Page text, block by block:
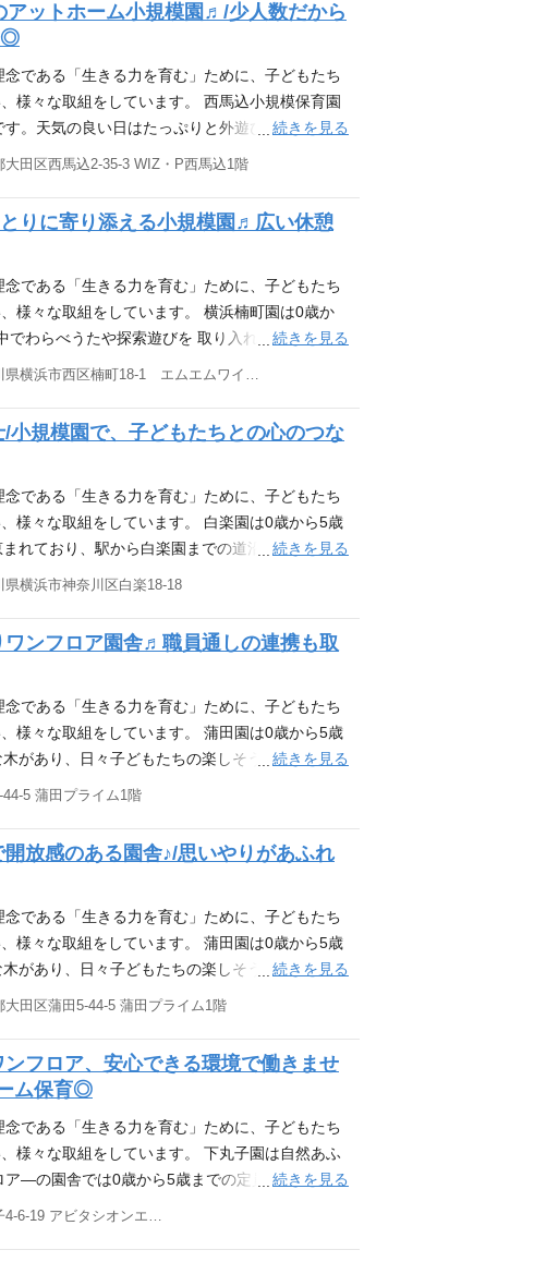
距離が近いことは、小規模園ならではの魅力で
チームワークを大切に こどもたちの気持ちに寄
園の1日の様子はこちらからご覧ください。 htt
もたちの興味の先へGO！ 2023年度より、「原
で行きたい場所、やりたいことを相談して出か
を楽しんだり、散歩時に虫探しに夢中になった
えられるかを、先生たちは日々最大限考えて
しています。絵本は子どもたちの世界を広げる
おり、お迎え時に親子で楽しそうに選ぶ姿が見
アットホーム小規模園♬/少人数だから
◎
である「生きる力を育む」ために、子どもたち
様々な取組をしています。 西馬込小規模保育園
。天気の良い日はたっぷりと外遊びを楽しみ、
どもたちが集まったりと穏やかな時が流れる小
少ない」 というイメージを持たれることもあり
距離が近いことは、小規模園ならではの魅力で
チームワークを大切に こどもたちの気持ちに寄
。 園の一日の様子はこちらからご覧ください。
どもたちの興味の先へGO！ 2023年度より、
たちで行きたい場所、やりたいことを相談して
遊びを楽しんだり、散歩時に虫探しに夢中にな
ら叶えられるかを、先生たちは日々最大限考
しています。絵本は子どもたちの世界を広げる
おり、お迎え時に親子で楽しそうに選ぶ姿が見
続きを見る
大田区西馬込2-35-3 WIZ・P西馬込1階
りに寄り添える小規模園♬広い休憩
である「生きる力を育む」ために、子どもたち
様々な取組をしています。 横浜楠町園は0歳か
わらべうたや探索遊びを 取り入れ、様々な遊
の興味の先へGO！ 2023年度より、「原体験バ
たい場所、やりたいことを相談して出かけてい
れるかを、先生たちは日々最大限考えていま
石園に併設する絵本図書館（蔵書6,000冊）か
す。絵本は子どもたちの世界を広げる扉。移動
迎え時に親子で楽しそうに選ぶ姿が見られたり
室を完備♬ 職員がリフレッシュして気分転換を
▶ お子さんを預けながら働けます！ 同じ園や
OK ▶行事を必要以上に増やさず、子ども一人
続きを見る
小規模園で、子どもたちとの心のつな
である「生きる力を育む」ために、子どもたち
様々な取組をしています。 白楽園は0歳から5歳
れており、駅から白楽園までの道沿いにも竹林
原体験バスで、子どもたちの興味の先へGO！ 2
もたちが自分たちで行きたい場所、やりたいこ
」をどうやったら叶えられるかを、先生たちは
を巡回・移動図書館 千石園に併設する絵本図書
て全園を巡回しています。絵本は子どもたちの
し出しもしており、お迎え時に親子で楽しそう
っています。
続きを見る
県横浜市神奈川区白楽18-18
ワンフロア園舎♬職員通しの連携も取
である「生きる力を育む」ために、子どもたち
様々な取組をしています。 蒲田園は0歳から5歳
があり、日々子どもたちの楽しそうな声と笑顔
田空港も近く、国際色豊かな交通が便利な立地
味の先へGO！ 2023年度より、「原体験バス」
だり、散歩時に虫探しに夢中になったり…こど
るかを、先生たちは日々最大限考えています。
に併設する絵本図書館（蔵書6,000冊）から、13
本は子どもたちの世界を広げる扉。移動図書館
に親子で楽しそうに選ぶ姿が見られたりと保護
続きを見る
5 蒲田プライム1階
放感のある園舎♪/思いやりがあふれ
である「生きる力を育む」ために、子どもたち
様々な取組をしています。 蒲田園は0歳から5歳
があり、日々子どもたちの楽しそうな声と笑顔
田空港も近く、国際色豊かな交通が便利な立地
味の先へGO！ 2023年度より、「原体験バス」
時に虫探しに夢中になったり…こどもたちの
先生たちは日々最大限考えています。 全園を巡
本図書館（蔵書6,000冊）から、130冊が移動図
たちの世界を広げる扉。移動図書館の本はご家
しげに選ぶ姿が見られたりと保護者支援の一つ
続きを見る
大田区蒲田5-44-5 蒲田プライム1階
フロア、安心できる環境で働きませ
ム保育◎
である「生きる力を育む」ために、子どもたち
様々な取組をしています。 下丸子園は自然あふ
―の園舎では0歳から5歳までの定員46名がゆっ
、子どもたちの興味の先へGO！ 2023年度よ
自分たちで行きたい場所、やりたいことを相談
続きを見る